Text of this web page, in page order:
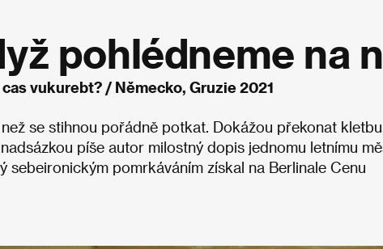
pohlédneme na
vukurebt? / Německo, Gruzie 2021
se stihnou pořádně potkat. Dokážou překonat
píše autor milostný dopis jednomu letnímu
pomrkáváním získal na Berlinale Cenu